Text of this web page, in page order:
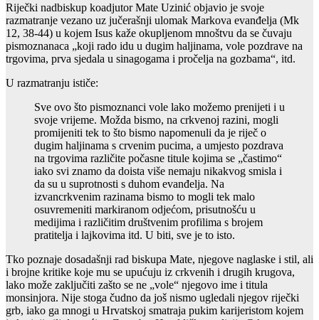
Riječki nadbiskup koadjutor Mate Uzinić objavio je svoje
razmatranje vezano uz jučerašnji ulomak Markova evanđelja (Mk
12, 38-44) u kojem Isus kaže okupljenom mnoštvu da se čuvaju
pismoznanaca „koji rado idu u dugim haljinama, vole pozdrave na
trgovima, prva sjedala u sinagogama i pročelja na gozbama“, itd.
U razmatranju ističe:
Sve ovo što pismoznanci vole lako možemo prenijeti i u
svoje vrijeme. Možda bismo, na crkvenoj razini, mogli
promijeniti tek to što bismo napomenuli da je riječ o
dugim haljinama s crvenim pucima, a umjesto pozdrava
na trgovima različite počasne titule kojima se „častimo“
iako svi znamo da doista više nemaju nikakvog smisla i
da su u suprotnosti s duhom evanđelja. Na
izvancrkvenim razinama bismo to mogli tek malo
osuvremeniti markiranom odjećom, prisutnošću u
medijima i različitim društvenim profilima s brojem
pratitelja i lajkovima itd. U biti, sve je to isto.
Tko poznaje dosadašnji rad biskupa Mate, njegove naglaske i stil, ali
i brojne kritike koje mu se upućuju iz crkvenih i drugih krugova,
lako može zaključiti zašto se ne „vole“ njegovo ime i titula
monsinjora. Nije stoga čudno da još nismo ugledali njegov riječki
grb, iako ga mnogi u Hrvatskoj smatraja pukim karijeristom kojem